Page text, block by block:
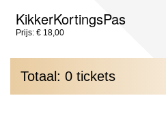
KikkerKortingsPas
Prijs: € 18,00
Totaal: 0 tickets